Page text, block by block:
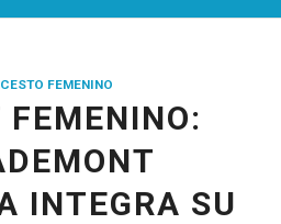
FEMENINO
FEMENINO:
INTEGRA SU